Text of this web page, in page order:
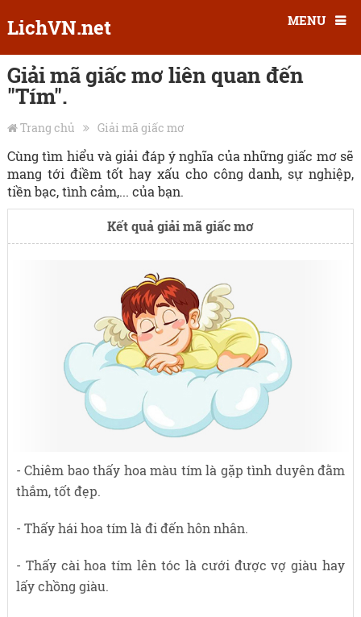
LichVN.net MENU
Giải mã giấc mơ liên quan đến
"Tím".
Trang chủ Giải mã giấc mơ
Cùng tìm hiểu và giải đáp ý nghĩa của những giấc mơ sẽ
mang tới điềm tốt hay xấu cho công danh, sự nghiệp,
tiền bạc, tình cảm,... của bạn.
Kết quả giải mã giấc mơ
- Chiêm bao thấy hoa màu tím là gặp tình duyên đằm
thắm, tốt đẹp.
- Thấy hái hoa tím là đi đến hôn nhân.
- Thấy cài hoa tím lên tóc là cưới được vợ giàu hay
lấy chồng giàu.